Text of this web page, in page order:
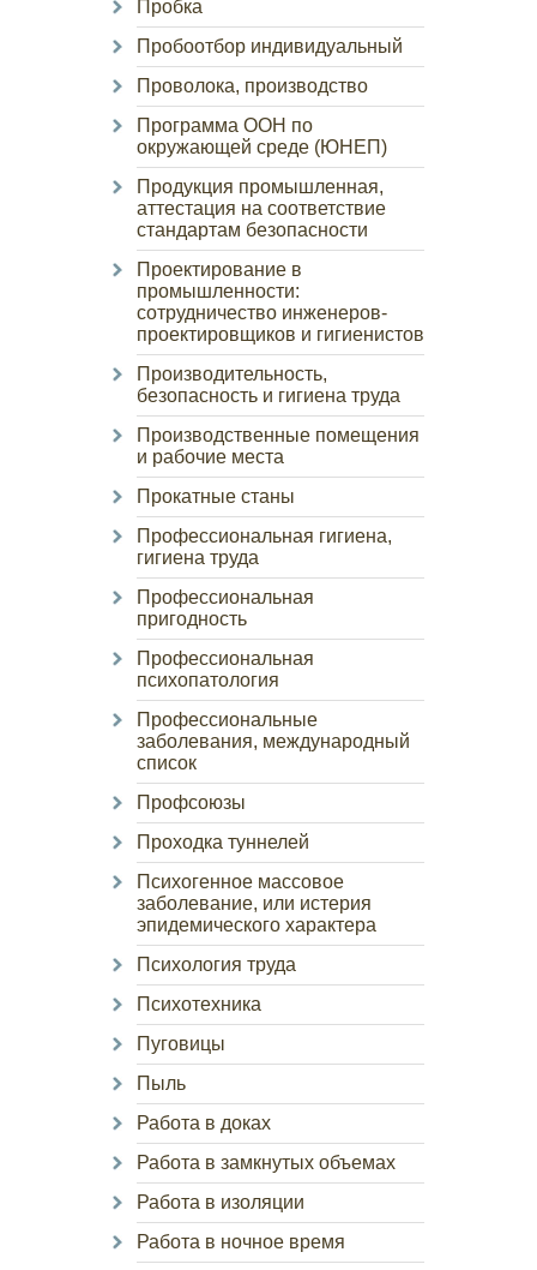
Пробка
Пробоотбор индивидуальный
Проволока, производство
Программа ООН по
окружающей среде (ЮНЕП)
Продукция промышленная,
аттестация на соответствие
стандартам безопасности
Проектирование в
промышленности:
сотрудничество инженеров-
проектировщиков и гигиенистов
Производительность,
безопасность и гигиена труда
Производственные помещения
и рабочие места
Прокатные станы
Профессиональная гигиена,
гигиена труда
Профессиональная
пригодность
Профессиональная
психопатология
Профессиональные
заболевания, международный
список
Профсоюзы
Проходка туннелей
Психогенное массовое
заболевание, или истерия
эпидемического характера
Психология труда
Психотехника
Пуговицы
Пыль
Работа в доках
Работа в замкнутых объемах
Работа в изоляции
Работа в ночное время